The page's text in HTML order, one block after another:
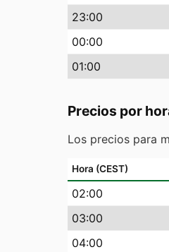
23:00
00:00
01:00
Precios por
Los precios para
Hora (CEST)
02:00
03:00
04:00